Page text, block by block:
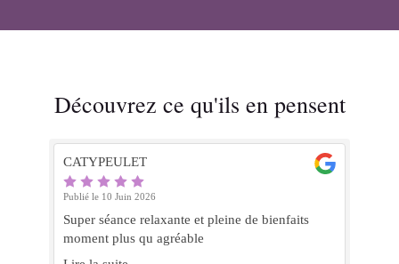
Découvrez ce qu'ils en pensent
CATYPEULET
Publié le 10 Juin 2026
Super séance relaxante et pleine de bienfaits
moment plus qu agréable